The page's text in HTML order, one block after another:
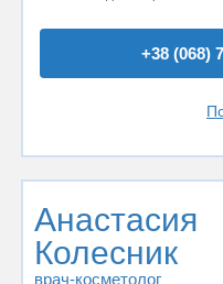
+38 (068)
Анастасия
Колесник
врач-косметолог